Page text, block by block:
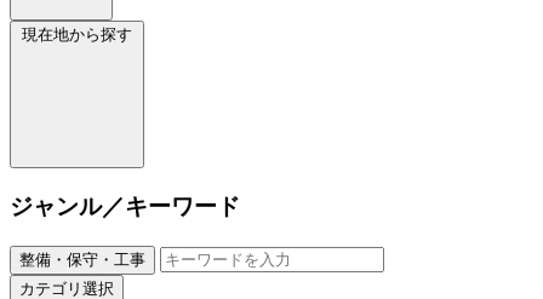
現在地から探す
ジャンル／キーワード
整備・保守・工事
カテゴリ選択